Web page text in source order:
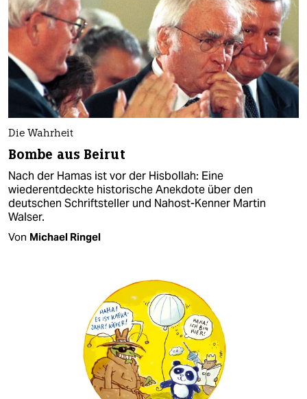
Die Wahrheit
Bombe aus Beirut
Nach der Hamas ist vor der Hisbollah: Eine
wiederentdeckte historische Anekdote über den
deutschen Schriftsteller und Nahost-Kenner Martin
Walser.
Von Michael Ringel